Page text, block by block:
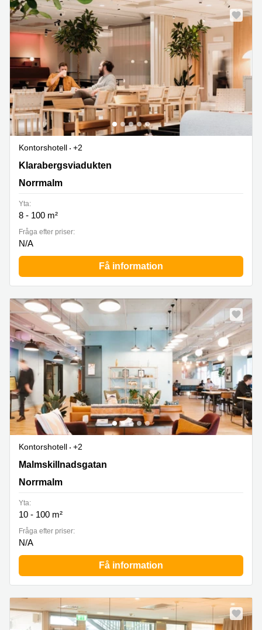
Kontorshotell
+2
Klarabergsviadukten 63, Norrmalm
Klarabergsviadukten
Norrmalm
Yta:
8 - 100 m²
Fråga efter priser:
N/A
Få information
Kontorshotell
+2
Malmskillnadsgatan 32, Norrmalm
Malmskillnadsgatan
Norrmalm
Yta:
10 - 100 m²
Fråga efter priser:
N/A
Få information